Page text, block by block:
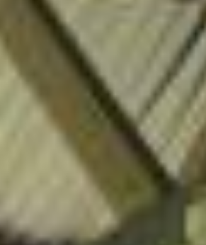
LEGACYLANDSCAPES.ORG